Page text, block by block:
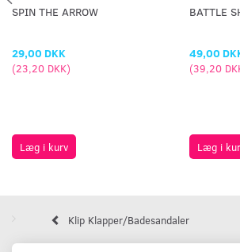
SPIN THE ARROW
29,00 DKK
(23,20 DKK)
Læg i kurv
BATTLE
49,00
(39,20
Læg i
Klip Klapper/Badesandaler